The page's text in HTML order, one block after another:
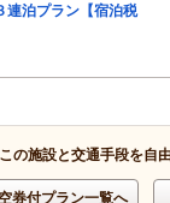
連泊プラン【宿泊税
この施設と交通手段を自
券付プラン一覧へ